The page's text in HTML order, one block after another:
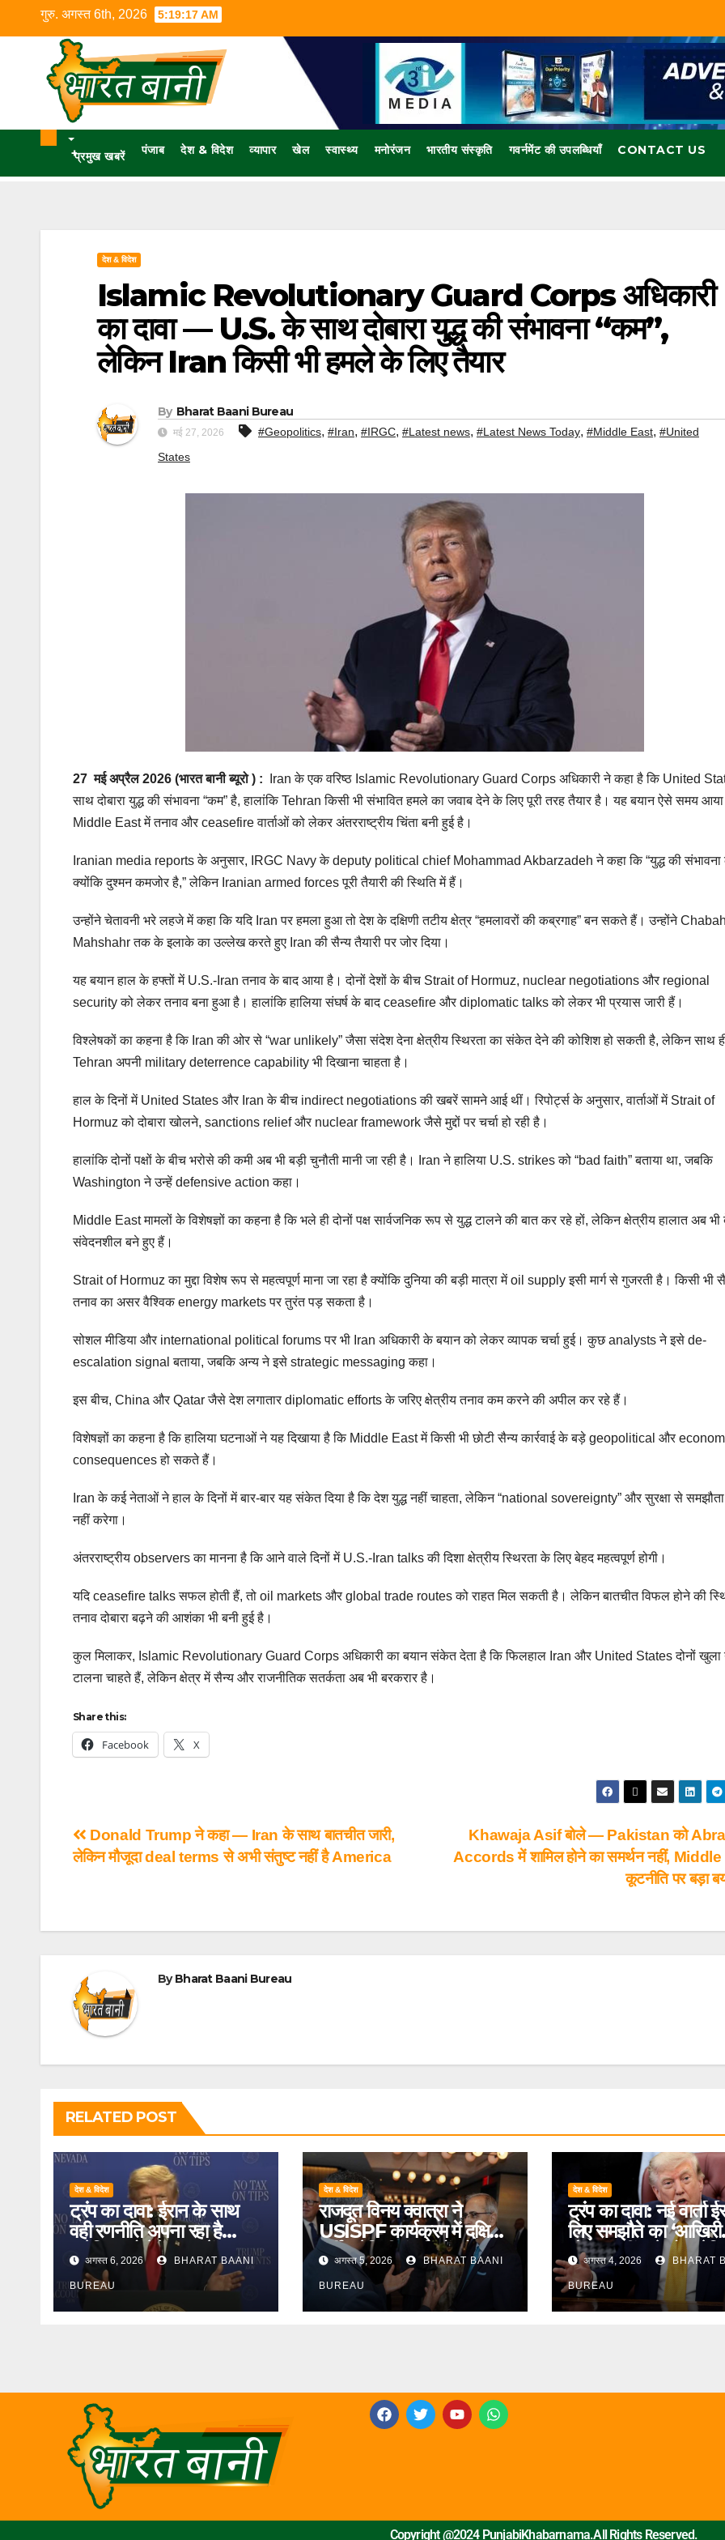
गुरु. अगस्त 6th, 2026 5:19:18 AM
+प्रमुख खबरें पंजाब देश & विदेश व्यापार खेल स्वास्थ्य मनोरंजन भारतीय संस्कृति गवर्नमेंट की उपलब्धियाँ CONTACT US
देश & विदेश
Islamic Revolutionary Guard Corps अधिकारी
का दावा — U.S. के साथ दोबारा युद्ध की संभावना “कम”,
लेकिन Iran किसी भी हमले के लिए तैयार
By Bharat Baani Bureau
मई 27, 2026 #Geopolitics, #Iran, #IRGC, #Latest news, #Latest News Today, #Middle East, #United
States
27मई अप्रैल 2026 (भारत बानी ब्यूरो ) : Iran के एक वरिष्ठ Islamic Revolutionary Guard Corps अधिकारी ने कहा है कि United
साथ दोबारा युद्ध की संभावना “कम” है, हालांकि Tehran किसी भी संभावित हमले का जवाब देने के लिए पूरी तरह तैयार है। यह बयान ऐसे समय
Middle East में तनाव और ceasefire वार्ताओं को लेकर अंतरराष्ट्रीय चिंता बनी हुई है।
Iranian media reports के अनुसार, IRGC Navy के deputy political chief Mohammad Akbarzadeh ने कहा कि “युद्ध की
क्योंकि दुश्मन कमजोर है,” लेकिन Iranian armed forces पूरी तैयारी की स्थिति में हैं।
उन्होंने चेतावनी भरे लहजे में कहा कि यदि Iran पर हमला हुआ तो देश के दक्षिणी तटीय क्षेत्र “हमलावरों की कब्रगाह” बन सकते हैं। उन्होंने
Mahshahr तक के इलाके का उल्लेख करते हुए Iran की सैन्य तैयारी पर जोर दिया।
यह बयान हाल के हफ्तों में U.S.-Iran तनाव के बाद आया है। दोनों देशों के बीच Strait of Hormuz, nuclear negotiations और regional
security को लेकर तनाव बना हुआ है। हालांकि हालिया संघर्ष के बाद ceasefire और diplomatic talks को लेकर भी प्रयास जारी हैं।
विश्लेषकों का कहना है कि Iran की ओर से “war unlikely” जैसा संदेश देना क्षेत्रीय स्थिरता का संकेत देने की कोशिश हो सकती है, लेकिन साथ
Tehran अपनी military deterrence capability भी दिखाना चाहता है।
हाल के दिनों में United States और Iran के बीच indirect negotiations की खबरें सामने आई थीं। रिपोर्ट्स के अनुसार, वार्ताओं में Strait of
Hormuz को दोबारा खोलने, sanctions relief और nuclear framework जैसे मुद्दों पर चर्चा हो रही है।
हालांकि दोनों पक्षों के बीच भरोसे की कमी अब भी बड़ी चुनौती मानी जा रही है। Iran ने हालिया U.S. strikes को “bad faith” बताया था, जबकि
Washington ने उन्हें defensive action कहा।
Middle East मामलों के विशेषज्ञों का कहना है कि भले ही दोनों पक्ष सार्वजनिक रूप से युद्ध टालने की बात कर रहे हों, लेकिन क्षेत्रीय हालात अब भी
संवेदनशील बने हुए हैं।
Strait of Hormuz का मुद्दा विशेष रूप से महत्वपूर्ण माना जा रहा है क्योंकि दुनिया की बड़ी मात्रा में oil supply इसी मार्ग से गुजरती है। किसी भी
तनाव का असर वैश्विक energy markets पर तुरंत पड़ सकता है।
सोशल मीडिया और international political forums पर भी Iran अधिकारी के बयान को लेकर व्यापक चर्चा हुई। कुछ analysts ने इसे de-
escalation signal बताया, जबकि अन्य ने इसे strategic messaging कहा।
इस बीच, China और Qatar जैसे देश लगातार diplomatic efforts के जरिए क्षेत्रीय तनाव कम करने की अपील कर रहे हैं।
विशेषज्ञों का कहना है कि हालिया घटनाओं ने यह दिखाया है कि Middle East में किसी भी छोटी सैन्य कार्रवाई के बड़े geopolitical और
consequences हो सकते हैं।
Iran के कई नेताओं ने हाल के दिनों में बार-बार यह संकेत दिया है कि देश युद्ध नहीं चाहता, लेकिन “national sovereignty” और सुरक्षा से समझौता
नहीं करेगा।
अंतरराष्ट्रीय observers का मानना है कि आने वाले दिनों में U.S.-Iran talks की दिशा क्षेत्रीय स्थिरता के लिए बेहद महत्वपूर्ण होगी।
यदि ceasefire talks सफल होती हैं, तो oil markets और global trade routes को राहत मिल सकती है। लेकिन बातचीत विफल होने की
तनाव दोबारा बढ़ने की आशंका भी बनी हुई है।
कुल मिलाकर, Islamic Revolutionary Guard Corps अधिकारी का बयान संकेत देता है कि फिलहाल Iran और United States दोनों खुला
टालना चाहते हैं, लेकिन क्षेत्र में सैन्य और राजनीतिक सतर्कता अब भी बरकरार है।
Share this:
Facebook X
Khawaja Asif बोले — Pakistan को
Accords में शामिल होने का समर्थन नहीं,
कूटनीति पर बड़ा
Donald Trump ने कहा — Iran के साथ बातचीत जारी,
लेकिन मौजूदा deal terms से अभी संतुष्ट नहीं है America
ByBharat Baani Bureau
RELATED POST
देश & विदेश
ट्रंप का दावा: ईरान के साथ
वही रणनीति अपना रहा है
अमेरिका जो वेनेजुएला में
अपनाई थी, लेकिन तेहरान से
समझौते को दी प्राथमिकता
अगस्त 6, 2026 BHARAT BAANI
BUREAU
देश & विदेश
राजदूत विनय क्वात्रा ने
USISPF कार्यक्रम में दक्षिण-
पूर्वी अमेरिकी कंपनियों को
‘विकसित भारत’ अभियान का
साझेदार बनने का दिया
आमंत्रण
अगस्त 5, 2026 BHARAT BAANI
BUREAU
देश & विदेश
ट्रंप का दावा: नई वार्ता
लिए समझौते का ‘आखिरी
मौका’, नहीं माने तो
सैन्य कार्रवाई बढ़ सकती है
अगस्त 4, 2026 BHARAT
BUREAU
Copyright @2024 PunjabiKhabarnama.All Rights Reserved.